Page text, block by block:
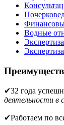
Водные
✔32 года
деятельности в
✔Работаем по